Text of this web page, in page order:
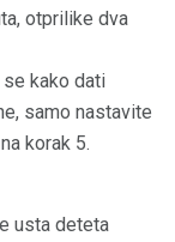
otprilike dva
kako dati
samo nastavite
korak 5.
usta deteta